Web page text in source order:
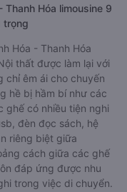
Thanh Hóa limousine 9
trọng
Hóa - Thanh Hóa
thất được làm lại với
chỉ êm ái cho chuyến
hề bị hầm bí như các
ghế có nhiều tiện nghi
đèn đọc sách, hệ
riêng biệt giữa
cách giữa các ghế
đáp ứng được nhu
trong việc di chuyển.